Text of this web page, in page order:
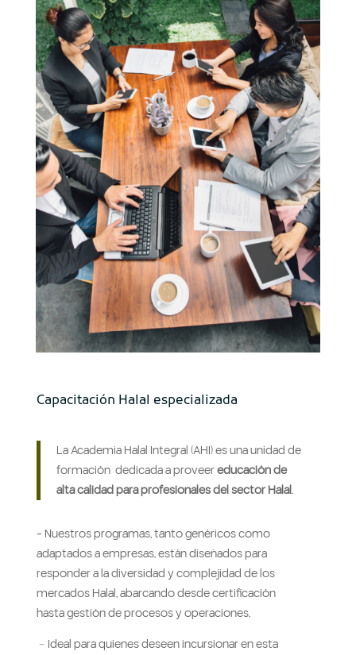
Capacitación Halal especializada
La Academia Halal Integral (AHI) es una unidad de
formación dedicada a proveereducación de
alta calidad para profesionales del sector Halal.
- Nuestros programas, tanto genéricos como
adaptados a empresas, están diseñados para
responder a la diversidad y complejidad de los
mercados Halal, abarcando desde certificación
hasta gestión de procesos y operaciones.
﹣Ideal para quienes deseen incursionar en esta